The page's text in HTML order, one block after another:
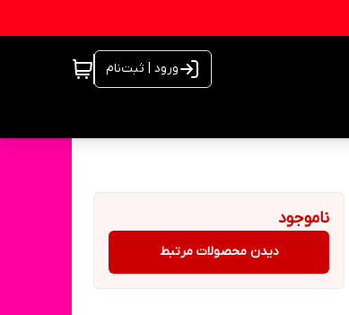
ورود | ثبت‌نام
ناموجود
دیدن محصولات مرتبط